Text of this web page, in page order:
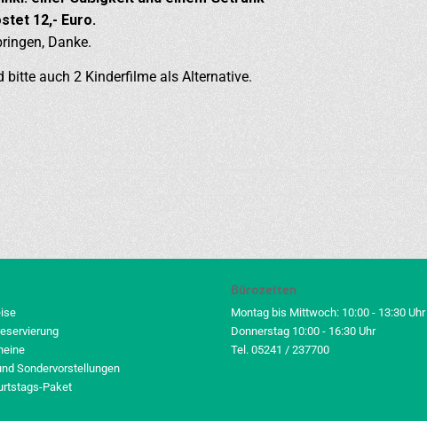
12,- Euro.
Danke.
bitte auch 2 Kinderfilme als Alternative.
Sondervorstellungen
Paket
Bürozeiten
Montag bis Mittwoch: 10:00 - 13:30 Uhr
Donnerstag 10:00 - 16:30 Uhr
Tel. 05241 / 237700